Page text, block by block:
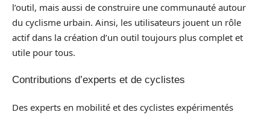
l’outil, mais aussi de construire une communauté autour
du cyclisme urbain. Ainsi, les utilisateurs jouent un rôle
actif dans la création d’un outil toujours plus complet et
utile pour tous.
Contributions d’experts et de cyclistes
Des experts en mobilité et des cyclistes expérimentés